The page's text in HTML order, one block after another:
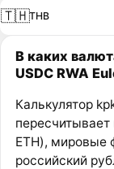
🇹🇭THB
В каких
USDC RWA
Калькулятор
ETH), мировые
российский